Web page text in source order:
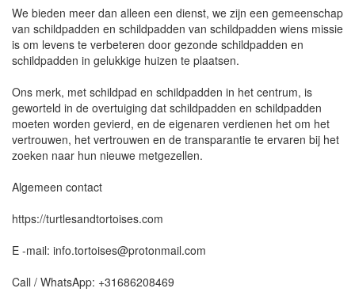
We bieden meer dan alleen een dienst, we zijn een gemeenschap
van schildpadden en schildpadden van schildpadden wiens missie
is om levens te verbeteren door gezonde schildpadden en
schildpadden in gelukkige huizen te plaatsen.
Ons merk, met schildpad en schildpadden in het centrum, is
geworteld in de overtuiging dat schildpadden en schildpadden
moeten worden gevierd, en de eigenaren verdienen het om het
vertrouwen, het vertrouwen en de transparantie te ervaren bij het
zoeken naar hun nieuwe metgezellen.
Algemeen contact
https://turtlesandtortoises.com
E -mail: info.tortoises@protonmail.com
Call / WhatsApp: +31686208469